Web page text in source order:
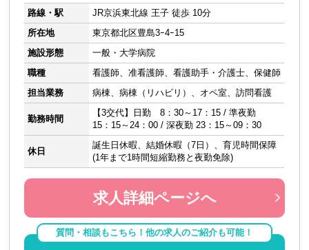
路線・駅
JR京浜東北線 王子 徒歩 10分
所在地
東京都北区豊島3ｰ4ｰ15
施設形態
一般・大学病院
職種
看護師、准看護師、看護助手・介護士、保健師
担当業務
病棟、病棟（リハビリ）、オペ室、訪問看護
勤務時間
【3交代】日勤 8：30～17：15 / 準夜勤
15：15～24：00 / 深夜勤 23：15～09：30
休日
誕生日休暇、結婚休暇（7日）、育児時間保障
(1年まで1時間短縮勤務と夜勤免除)
求人詳細ページへ
質問・相談もこちら！他の求人のご紹介も可能！